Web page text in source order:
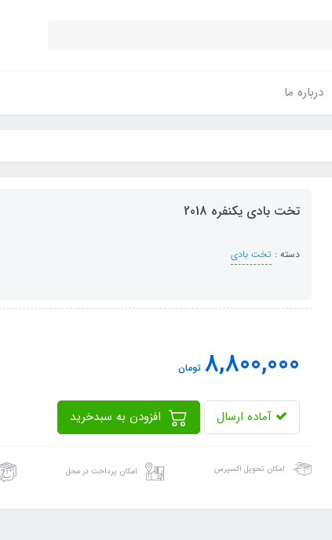
درباره ما
تخت بادی یکنفره 2018
دسته : تخت بادی
8,800,000 تومان
آماده ارسال
امکان تحویل اکسپرس امکان پرداخت در محل